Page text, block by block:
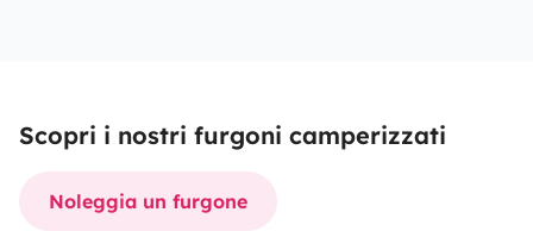
Scopri i nostri furgoni camperizzati
Noleggia un furgone